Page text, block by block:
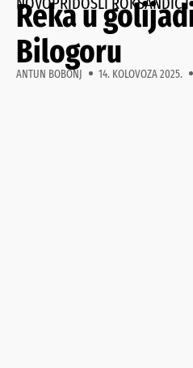
Reka u
Bilogoru
ANTUN BOBONJ 14. KOLOVOZA 2025.